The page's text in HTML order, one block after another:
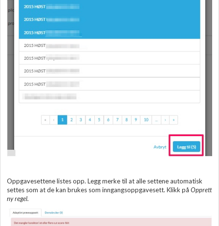
Oppgavesettene listes opp. Legg merke til at alle settene automatisk
settes som at de kan brukes som inngangsoppgavesett. Klikk på Opprett
ny regel.